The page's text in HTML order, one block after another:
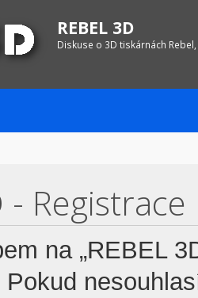
REBEL 3D
Diskuse o 3D tiskárnách
- Registrace
na „REBEL